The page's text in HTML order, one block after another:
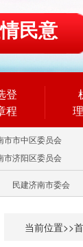
民意
登
程
市市中区委员会
市济阳区委员会
民建济南市委会
当前位置>>